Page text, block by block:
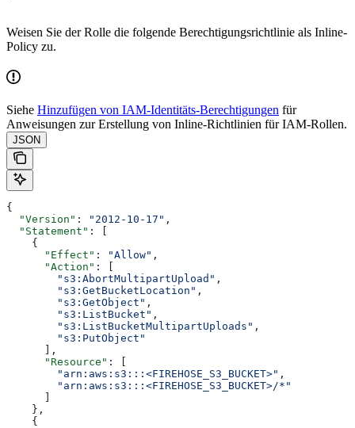
Weisen Sie der Rolle die folgende Berechtigungsrichtlinie als Inline-
Policy zu.
Siehe Hinzufügen von IAM-Identitäts-Berechtigungen für
Anweisungen zur Erstellung von Inline-Richtlinien für IAM-Rollen.
JSON
{
  "Version"
: "2012-10-17" ,
  "Statement"
: [
    {
      "Effect"
: "Allow" ,
      "Action"
: [
        "s3:AbortMultipartUpload"
,
        "s3:GetBucketLocation"
,
        "s3:GetObject"
,
        "s3:ListBucket"
,
        "s3:ListBucketMultipartUploads"
,
        "s3:PutObject"
      ],
      "Resource"
: [
        "arn:aws:s3:::<FIREHOSE_S3_BUCKET>"
,
        "arn:aws:s3:::<FIREHOSE_S3_BUCKET>/*"
      ]
    },
    {